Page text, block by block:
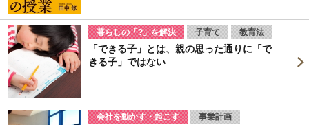
暮らしの「?」を解決 子育て 教育法
「できる子」とは、親の思った通りに「で
きる子」ではない
会社を動かす・起こす
事業計画